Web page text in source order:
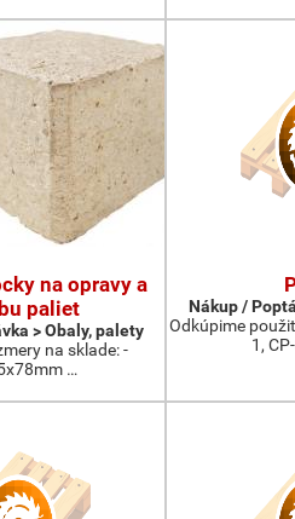
na opravy a
paliet
> Obaly, palety
na sklade: -
…
Nákup /
Odkúpime
1,